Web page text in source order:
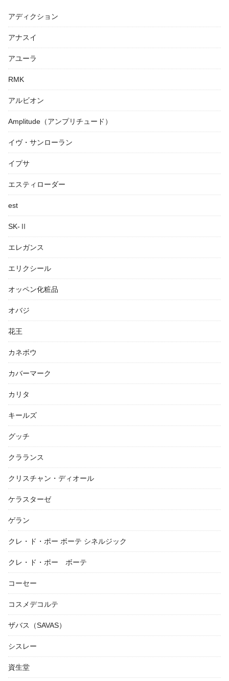
アディクション
アナスイ
アユーラ
RMK
アルビオン
Amplitude（アンプリチュード）
イヴ・サンローラン
イプサ
エスティローダー
est
SK-Ⅱ
エレガンス
エリクシール
オッペン化粧品
オバジ
花王
カネボウ
カバーマーク
カリタ
キールズ
グッチ
クラランス
クリスチャン・ディオール
ケラスターゼ
ゲラン
クレ・ド・ポー ボーテ シネルジック
クレ・ド・ポー ボーテ
コーセー
コスメデコルテ
ザバス（SAVAS）
シスレー
資生堂